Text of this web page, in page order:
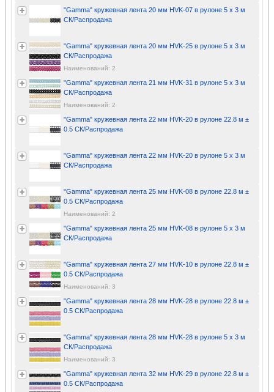
"Gamma" кружевная лента 20 мм HVK-07 в рулоне 5 x 3 м
СК/Распродажа
"Gamma" кружевная лента 20 мм HVK-25 в рулоне 5 x 3 м
СК/Распродажа
Наименований: 2
"Gamma" кружевная лента 21 мм HVK-31 в рулоне 5 x 3 м
СК/Распродажа
Наименований: 2
"Gamma" кружевная лента 22 мм HVK-20 в рулоне 22.8 м ±
0.5 СК/Распродажа
"Gamma" кружевная лента 22 мм HVK-20 в рулоне 5 x 3 м
СК/Распродажа
"Gamma" кружевная лента 25 мм HVK-08 в рулоне 22.8 м ±
0.5 СК/Распродажа
Наименований: 2
"Gamma" кружевная лента 25 мм HVK-08 в рулоне 5 x 3 м
СК/Распродажа
"Gamma" кружевная лента 27 мм HVK-10 в рулоне 22.8 м ±
0.5 СК/Распродажа
Наименований: 3
"Gamma" кружевная лента 28 мм HVK-28 в рулоне 22.8 м ±
0.5 СК/Распродажа
"Gamma" кружевная лента 28 мм HVK-28 в рулоне 5 x 3 м
СК/Распродажа
Наименований: 3
"Gamma" кружевная лента 32 мм HVK-29 в рулоне 22.8 м ±
0.5 СК/Распродажа